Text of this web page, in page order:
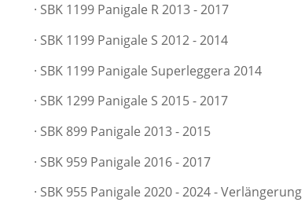
· SBK 1199 Panigale R 2013 - 2017
· SBK 1199 Panigale S 2012 - 2014
· SBK 1199 Panigale Superleggera 2014
· SBK 1299 Panigale S 2015 - 2017
· SBK 899 Panigale 2013 - 2015
· SBK 959 Panigale 2016 - 2017
· SBK 955 Panigale 2020 - 2024 -